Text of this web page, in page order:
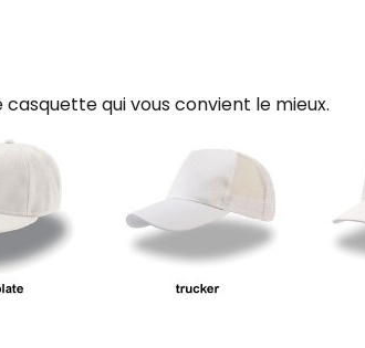
qui vous convient le mieux.